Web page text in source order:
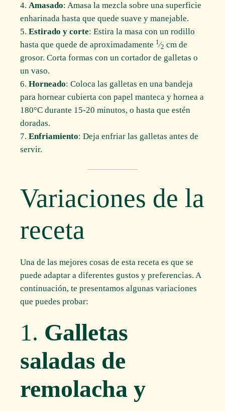
Amasado: Amasa la mezcla sobre una superficie
enharinada hasta que quede suave y manejable.
Estirado y corte: Estira la masa con un rodillo
hasta que quede de aproximadamente 1 ⁄2 cm de
grosor. Corta formas con un cortador de galletas o
un vaso.
Horneado: Coloca las galletas en una bandeja
para hornear cubierta con papel manteca y hornea a
180°C durante 15-20 minutos, o hasta que estén
doradas.
Enfriamiento: Deja enfriar las galletas antes de
servir.
Variaciones de la
receta
Una de las mejores cosas de esta receta es que se
puede adaptar a diferentes gustos y preferencias. A
continuación, te presentamos algunas variaciones
que puedes probar:
1. Galletas
saladas de
remolacha y